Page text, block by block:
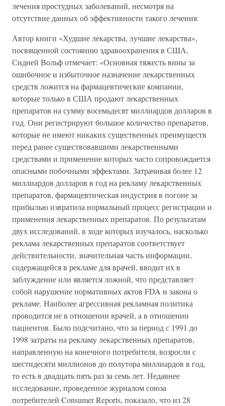
лечения простудных заболеваний, несмотря на
отсутствие данных об эффективности такого лечения.
Автор книги «Худшие лекарства, лучшие лекарства»,
посвященной состоянию здравоохранения в США,
Сидней Вольф отмечает: «Основная тяжесть вины за
ошибочное и избыточное назначение лекарственных
средств ложится на фармацевтические компании,
которые только в США продают лекарственных
препаратов на сумму восемьдесят миллиардов долларов в
год. Они регистрируют большое количество препаратов,
которые не имеют никаких существенных преимуществ
перед ранее существовавшими лекарственными
средствами и применение которых часто сопровождается
опасными побочными эффектами. Затрачивая более 12
миллиардов долларов в год на рекламу лекарственных
препаратов, фармацевтическая индустрия в погоне за
прибылью извратила нормальный процесс регистрации и
применения лекарственных препаратов. По результатам
двух исследований, в ходе которых изучалось, насколько
реклама лекарственных препаратов соответствует
действительности, значительная часть информации,
содержащейся в рекламе для врачей, вводит их в
заблуждение или является ложной, что представляет
собой нарушение нормативных актов FDA и закона о
рекламе. Наиболее агрессивная рекламная политика
проводится не в отношении врачей, а в отношении
пациентов. Было подсчитано, что за период с 1991 до
1998 затраты на рекламу лекарственных препаратов,
направленную на конечного потребителя, возросли с
шестидесяти миллионов до полутора миллиардов в год,
то есть в двадцать пять раз за семь лет. Недавнее
исследование, проведенное журналом союза
потребителей Consumer Reports, показало, что из 28